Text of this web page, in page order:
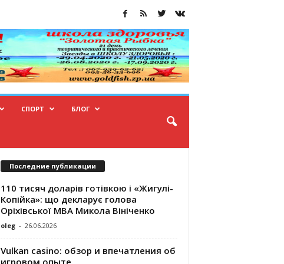
СПОРТ БЛОГ
Последние публикации
110 тисяч доларів готівкою і «Жигулі-
Копійка»: що декларує голова
Оріхівської МВА Микола Вініченко
oleg - 26.06.2026
Vulkan casino: обзор и впечатления об
игровом опыте